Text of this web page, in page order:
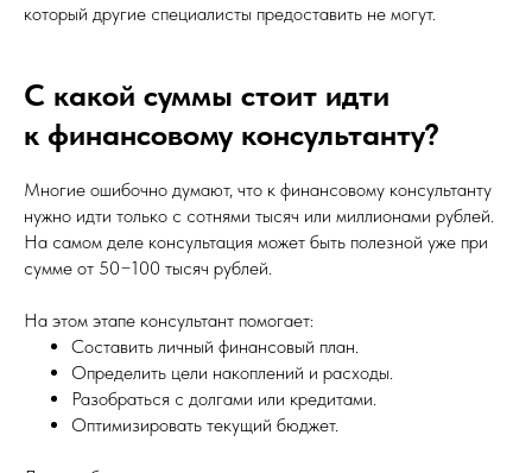
который другие специалисты предоставить не могут.
С какой суммы стоит идти
к финансовому консультанту?
Многие ошибочно думают, что к финансовому консультанту
нужно идти только с сотнями тысяч или миллионами рублей.
На самом деле консультация может быть полезной уже при
сумме от 50−100 тысяч рублей.
На этом этапе консультант помогает:
Составить личный финансовый план.
Определить цели накоплений и расходы.
Разобраться с долгами или кредитами.
Оптимизировать текущий бюджет.